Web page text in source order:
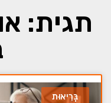
תגית:
בְּרִיאוּת